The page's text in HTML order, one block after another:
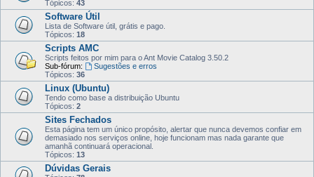
Tópicos: 43
Software Útil
Lista de Software útil, grátis e pago.
Tópicos: 18
Scripts AMC
Scripts feitos por mim para o Ant Movie Catalog 3.50.2
Sub-fórum:
Sugestões e erros
Tópicos: 36
Linux (Ubuntu)
Tendo como base a distribuição Ubuntu
Tópicos: 2
Sites Fechados
Esta página tem um único propósito, alertar que nunca devemos confiar em
demasiado nos serviços online, hoje funcionam mas nada garante que
amanhã continuará operacional.
Tópicos: 13
Dúvidas Gerais